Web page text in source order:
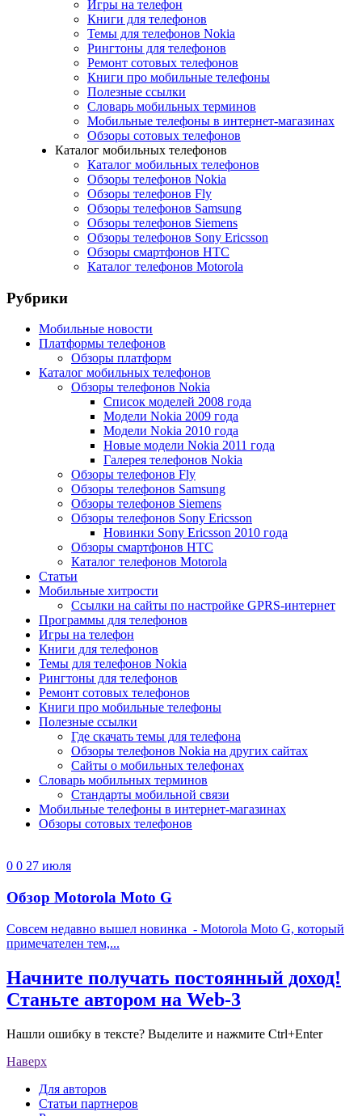
Игры на телефон
Книги для телефонов
Темы для телефонов Nokia
Рингтоны для телефонов
Ремонт сотовых телефонов
Книги про мобильные телефоны
Полезные ссылки
Словарь мобильных терминов
Мобильные телефоны в интернет-магазинах
Обзоры сотовых телефонов
Каталог мобильных телефонов
Каталог мобильных телефонов
Обзоры телефонов Nokia
Обзоры телефонов Fly
Обзоры телефонов Samsung
Обзоры телефонов Siemens
Обзоры телефонов Sony Ericsson
Обзоры смартфонов HTC
Каталог телефонов Motorola
Рубрики
Мобильные новости
Платформы телефонов
Обзоры платформ
Каталог мобильных телефонов
Обзоры телефонов Nokia
Список моделей 2008 года
Модели Nokia 2009 года
Модели Nokia 2010 года
Новые модели Nokia 2011 года
Галерея телефонов Nokia
Обзоры телефонов Fly
Обзоры телефонов Samsung
Обзоры телефонов Siemens
Обзоры телефонов Sony Ericsson
Новинки Sony Ericsson 2010 года
Обзоры смартфонов HTC
Каталог телефонов Motorola
Статьи
Мобильные хитрости
Ссылки на сайты по настройке GPRS-интернет
Программы для телефонов
Игры на телефон
Книги для телефонов
Темы для телефонов Nokia
Рингтоны для телефонов
Ремонт сотовых телефонов
Книги про мобильные телефоны
Полезные ссылки
Где скачать темы для телефона
Обзоры телефонов Nokia на других сайтах
Сайты о мобильных телефонах
Словарь мобильных терминов
Стандарты мобильной связи
Мобильные телефоны в интернет-магазинах
Обзоры сотовых телефонов
0 0 27 июля
Обзор Motorola Moto G
Совсем недавно вышел новинка - Motorola Moto G, который
примечателен тем,...
Начните получать постоянный доход!
Станьте автором на Web-3
Нашли ошибку в тексте? Выделите и нажмите Ctrl+Enter
Наверх
Для авторов
Статьи партнеров